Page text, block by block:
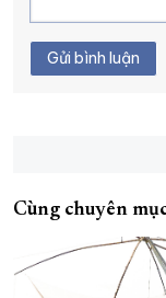
Gửi bình luận
Cùng chuyên